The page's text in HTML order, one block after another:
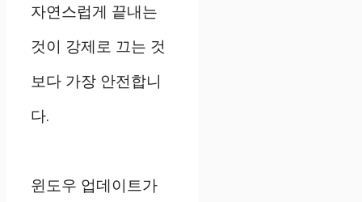
자연스럽게 끝내는
것이 강제로 끄는 것
보다 가장 안전합니
다.
윈도우 업데이트가